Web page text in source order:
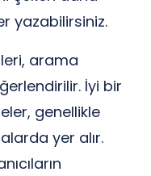
yazabilirsiniz.
arama
İyi bir
genellikle
yer alır.